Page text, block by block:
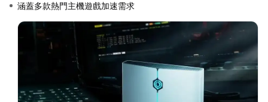
涵蓋多款熱門主機遊戲加速需求